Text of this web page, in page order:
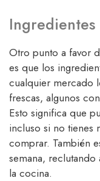
Otro punto a favor
es que los
cualquier mercado
frescas, algunos
Esto significa que
incluso si no tienes
comprar. También
semana,
la cocina.